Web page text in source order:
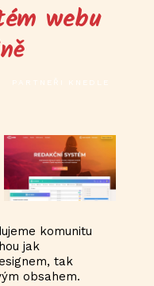
webu
PARTNEŘI KNEDLE
komunitu
jak
tak
obsahem.